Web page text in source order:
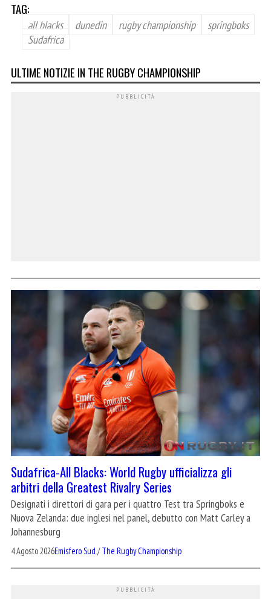
TAG:
all blacks dunedin rugby championship
springboks
Sudafrica
ULTIME NOTIZIE IN THE RUGBY CHAMPIONSHIP
Sudafrica-All Blacks: World Rugby ufficializza gli
arbitri della Greatest Rivalry Series
Designati i direttori di gara per i quattro Test tra Springboks e
Nuova Zelanda: due inglesi nel panel, debutto con Matt Carley a
Johannesburg
4 Agosto 2026Emisfero Sud /The Rugby Championship